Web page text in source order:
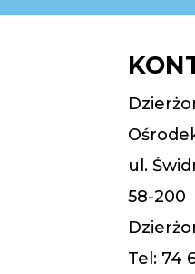
ul.
58-200
Tel: 74